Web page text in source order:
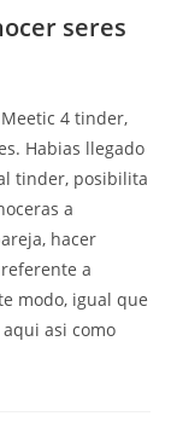
seres
4 tinder,
Habias llegado
tinder, posibilita
a
hacer
a
modo, igual que
asi­ como